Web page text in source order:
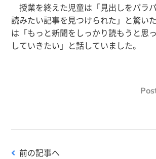
授業を終えた児童は「見出しをパラパ
読みたい記事を見つけられた」と驚い
は「もっと新聞をしっかり読もうと思
していきたい」と話していました。
前の記事へ